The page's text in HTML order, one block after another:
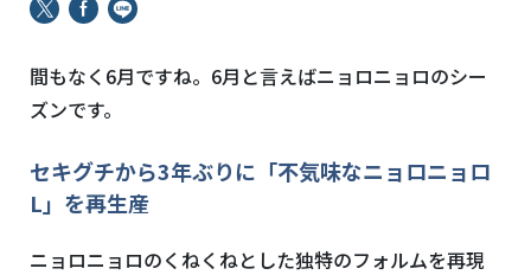
間もなく6月ですね。6月と言えばニョロニョロのシー
ズンです。
セキグチから3年ぶりに「不気味なニョロニョロ
L」を再生産
ニョロニョロのくねくねとした独特のフォルムを再現